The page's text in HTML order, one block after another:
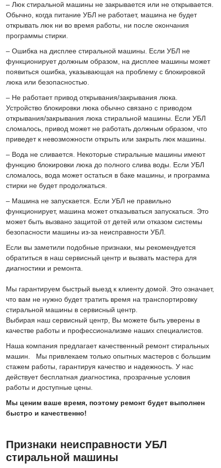
– Люк стиральной машины не закрывается или не открывается.
Обычно, когда питание УБЛ не работает, машина не будет
открывать люк ни во время работы, ни после окончания
программы стирки.
– Ошибка на дисплее стиральной машины. Если УБЛ не
функционирует должным образом, на дисплее машины может
появиться ошибка, указывающая на проблему с блокировкой
люка или безопасностью.
– Не работает привод открывания/закрывания люка.
Устройство блокировки люка обычно связано с приводом
открывания/закрывания люка стиральной машины. Если УБЛ
сломалось, привод может не работать должным образом, что
приведет к невозможности открыть или закрыть люк машины.
– Вода не сливается. Некоторые стиральные машины имеют
функцию блокировки люка до полного слива воды. Если УБЛ
сломалось, вода может остаться в баке машины, и программа
стирки не будет продолжаться.
– Машина не запускается. Если УБЛ не правильно
функционирует, машина может отказываться запускаться. Это
может быть вызвано защитой от детей или отказом системы
безопасности машины из-за неисправности УБЛ.
Если вы заметили подобные признаки, мы рекомендуется
обратиться в наш сервисный центр и вызвать мастера для
диагностики и ремонта.
Мы гарантируем быстрый выезд к клиенту домой. Это означает,
что вам не нужно будет тратить время на транспортировку
стиральной машины в сервисный центр.
Выбирая наш сервисный центр, Вы можете быть уверены в
качестве работы и профессионализме наших специалистов.
Наша компания предлагает качественный ремонт стиральных
машин. Мы привлекаем только опытных мастеров с большим
стажем работы, гарантируя качество и надежность. У нас
действует бесплатная диагностика, прозрачные условия
работы и доступные цены.
Мы ценим ваше время, поэтому ремонт будет выполнен
быстро и качественно!
Признаки неисправности УБЛ
стиральной машины